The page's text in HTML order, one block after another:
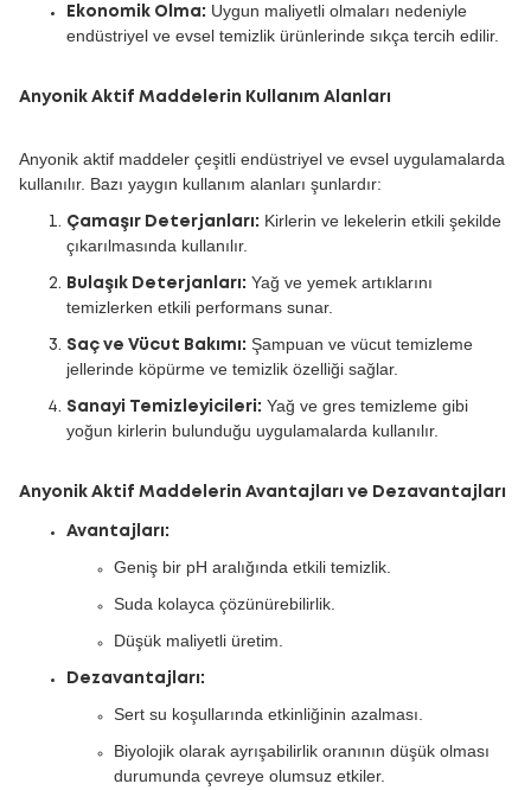
Ekonomik Olma: Uygun maliyetli olmaları nedeniyle
endüstriyel ve evsel temizlik ürünlerinde sıkça tercih edilir.
Anyonik Aktif Maddelerin Kullanım Alanları
Anyonik aktif maddeler çeşitli endüstriyel ve evsel uygulamalarda
kullanılır. Bazı yaygın kullanım alanları şunlardır:
Çamaşır Deterjanları: Kirlerin ve lekelerin etkili şekilde
çıkarılmasında kullanılır.
Bulaşık Deterjanları: Yağ ve yemek artıklarını
temizlerken etkili performans sunar.
Saç ve Vücut Bakımı: Şampuan ve vücut temizleme
jellerinde köpürme ve temizlik özelliği sağlar.
Sanayi Temizleyicileri: Yağ ve gres temizleme gibi
yoğun kirlerin bulunduğu uygulamalarda kullanılır.
Anyonik Aktif Maddelerin Avantajları ve Dezavantajları
Avantajları:
Geniş bir pH aralığında etkili temizlik.
Suda kolayca çözünürebilirlik.
Düşük maliyetli üretim.
Dezavantajları:
Sert su koşullarında etkinliğinin azalması.
Biyolojik olarak ayrışabilirlik oranının düşük olması
durumunda çevreye olumsuz etkiler.